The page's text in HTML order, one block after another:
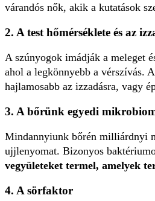
várandós nők, akik a kutatások
2. A test hőmérséklete és az
A szúnyogok imádják a meleget
ahol a legkönnyebb a vérszívás.
hajlamosabb az izzadásra, vagy
3. A bőrünk egyedi
Mindannyiunk bőrén milliárdnyi
ujjlenyomat. Bizonyos
vegyületeket termel, amelyek
4. A sörfaktor